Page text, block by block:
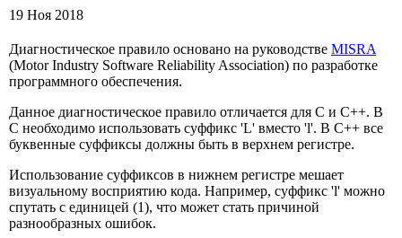
19 Ноя 2018
Диагностическое правило основано на руководстве MISRA
(Motor Industry Software Reliability Association) по разработке
программного обеспечения.
Данное диагностическое правило отличается для C и C++. В
C необходимо использовать суффикс 'L' вместо 'l'. В C++ все
буквенные суффиксы должны быть в верхнем регистре.
Использование суффиксов в нижнем регистре мешает
визуальному восприятию кода. Например, суффикс 'l' можно
спутать с единицей (1), что может стать причиной
разнообразных ошибок.